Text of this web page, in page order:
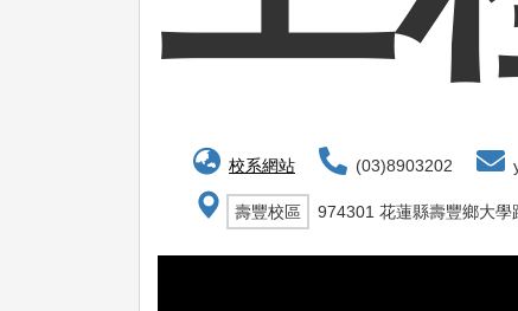
校系網站 (03)8903202
壽豐校區 974301 花蓮縣壽豐鄉大學